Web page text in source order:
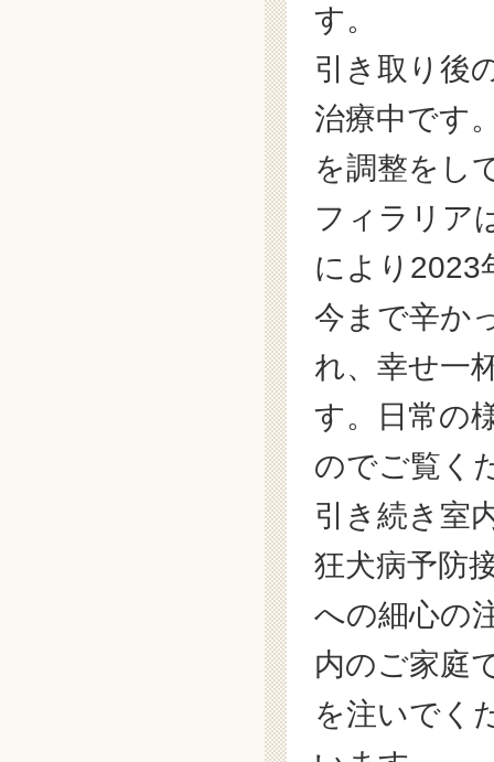
す。
引き取り後
治療中です
を調整をし
フィラリア
により2023
今まで辛か
れ、幸せ一
す。日常の
のでご覧く
引き続き室
狂犬病予防
への細心の
内のご家庭
を注いでく